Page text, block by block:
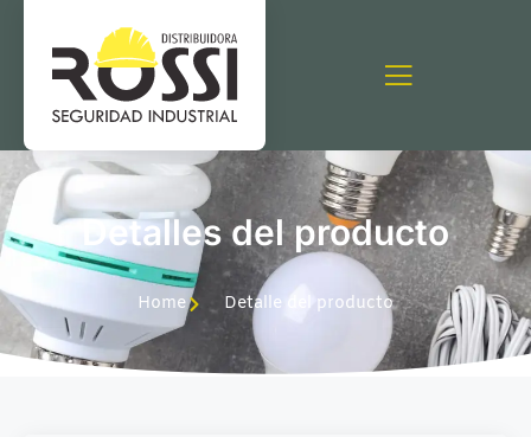
Detalles del producto
Home Detalle del producto